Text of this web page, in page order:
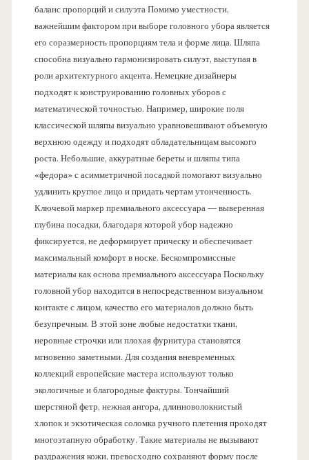
баланс пропорций и силуэта Помимо уместности,
важнейшим фактором при выборе головного убора является
его соразмерность пропорциям тела и форме лица. Шляпа
способна визуально гармонизировать силуэт, выступая в
роли архитектурного акцента. Немецкие дизайнеры
подходят к конструированию головных уборов с
математической точностью. Например, широкие поля
классической шляпы визуально уравновешивают объемную
верхнюю одежду и подходят обладательницам высокого
роста. Небольшие, аккуратные береты и шляпы типа
«федора» с асимметричной посадкой помогают визуально
удлинить круглое лицо и придать чертам утонченность.
Ключевой маркер премиального аксессуара — выверенная
глубина посадки, благодаря которой убор надежно
фиксируется, не деформирует прическу и обеспечивает
максимальный комфорт в носке. Бескомпромиссные
материалы как основа премиального аксессуара Поскольку
головной убор находится в непосредственном визуальном
контакте с лицом, качество его материалов должно быть
безупречным. В этой зоне любые недостатки ткани,
неровные строчки или плохая фурнитура становятся
мгновенно заметными. Для создания вневременных
коллекций европейские мастера используют только
экологичные и благородные фактуры. Тончайший
шерстяной фетр, нежная ангора, длинноволокнистый
хлопок и экзотическая соломка ручного плетения проходят
многоэтапную обработку. Такие материалы не вызывают
раздражения кожи, превосходно сохраняют форму после